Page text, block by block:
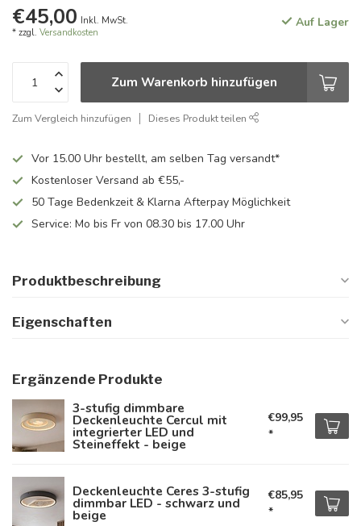
€45,00 Inkl. MwSt.
* zzgl. Versandkosten
Auf Lager
Zum Warenkorb hinzufügen
Zum Vergleich hinzufügen Dieses Produkt teilen
Vor 15.00 Uhr bestellt, am selben Tag versandt*
Kostenloser Versand ab €55,-
50 Tage Bedenkzeit & Klarna Afterpay Möglichkeit
Service: Mo bis Fr von 08.30 bis 17.00 Uhr
Produktbeschreibung
Eigenschaften
Ergänzende Produkte
3-stufig dimmbare
Deckenleuchte Cercul mit
integrierter LED und
Steineffekt - beige
€99,95
*
Deckenleuchte Ceres 3-stufig
dimmbar LED - schwarz und
beige
€85,95
*